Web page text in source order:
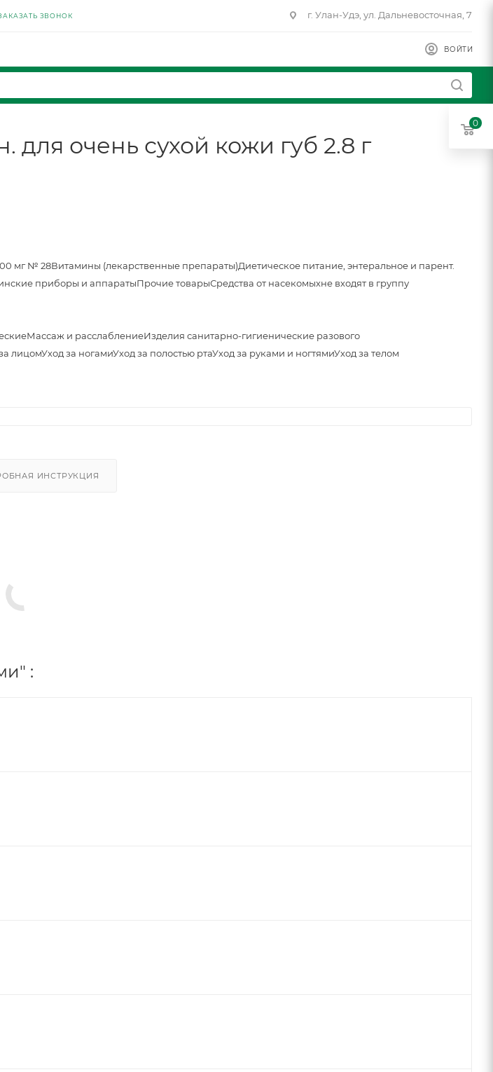
ЗВОНОК г. Улан-Удэ, ул. Дальневосточная, 7
ВОЙТИ
очень сухой кожи губ 2.8 г
мг № 28Витамины (лекарственные препараты)Диетическое питание, энтеральное и парент.
приборы и аппаратыПрочие товарыСредства от насекомыхне входят в группу
Массаж и расслаблениеИзделия санитарно-гигиенические разового
лицомУход за ногамиУход за полостью ртаУход за руками и ногтямиУход за телом
ИНСТРУКЦИЯ
:
0